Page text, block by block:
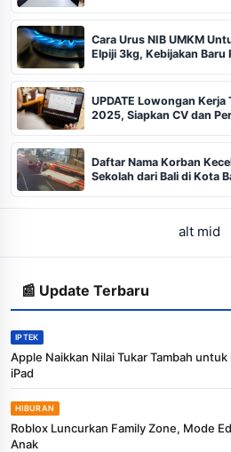
Cara Urus NIB UMKM
Elpiji 3kg, Kebijakan Baru
UPDATE Lowongan
2025, Siapkan CV dan
Daftar Nama Korban
Sekolah dari Bali di Kota
alt mid
📰 Update Terbaru
IPTEK
Apple Naikkan Nilai Tukar Tambah
iPad
HIBURAN
Roblox Luncurkan Family Zone, Mode
Anak